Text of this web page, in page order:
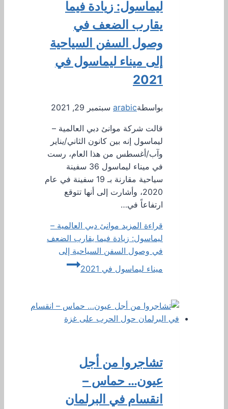
ليماسول: زيادة فيما
يقارب الضعف في
وصول السفن السياحية
إلى ميناء ليماسول في
2021
بواسطةarabic سبتمبر 29, 2021
قالت شركة موانئ دبي العالمية –
ليماسول إنه بين كانون الثاني/يناير
وآب/أغسطس من هذا العام، رست
في ميناء ليماسول 36 سفينة
سياحية مقارنة بـ 19 سفينة في عام
2020، وأشارت إلى أنها تتوقع
ارتفاعاً في…
قراءة المزيد موانئ دبي العالمية –
ليماسول: زيادة فيما يقارب الضعف
في وصول السفن السياحية إلى
ميناء ليماسول في 2021
تشاجروا من أجل
عيون… حماس –
انقسام في البرلمان